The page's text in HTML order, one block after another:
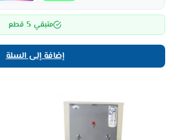
متبقي 5 قطع
إضافة إلى السلة